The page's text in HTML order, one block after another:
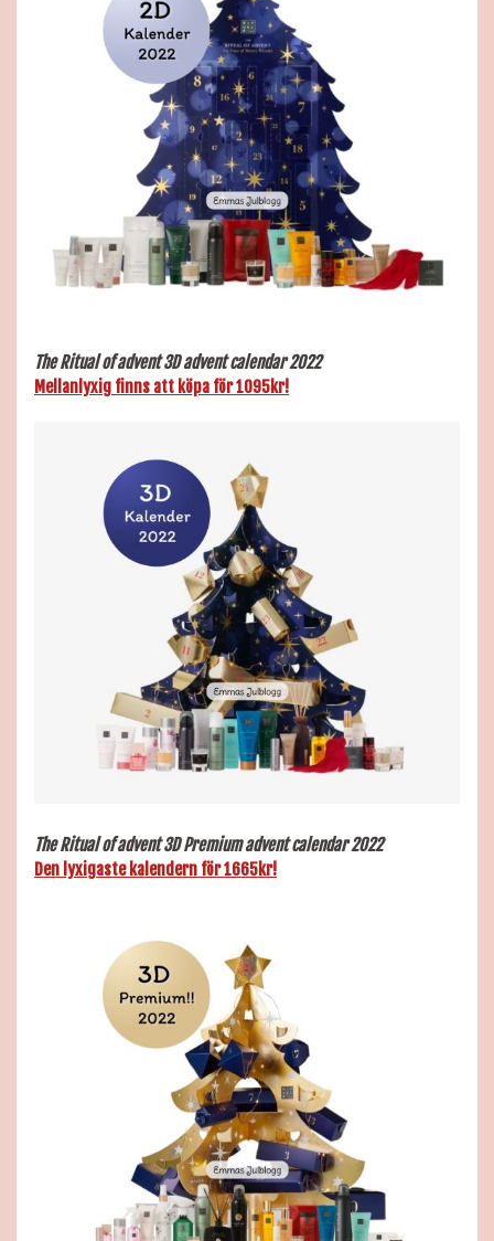
The Ritual ofadvent 3D advent calendar 2022
Mellanlyxig finns att köpa för 1095kr!
The Ritual ofadvent 3D Premium advent calendar 2022
Den lyxigaste kalendern för 1665kr!